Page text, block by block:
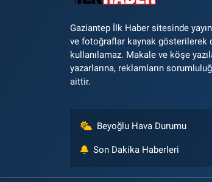
Gaziantep İlk Haber sitesinde
ve fotoğraflar kaynak gösterilerek
kullanılamaz. Makale ve köşe
yazarlarına, reklamların
aittir.
Beyoğlu Hava Durumu
Son Dakika Haberleri